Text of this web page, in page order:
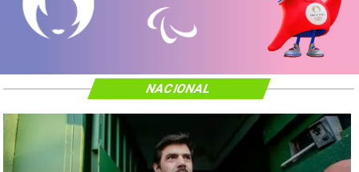
NACIONAL